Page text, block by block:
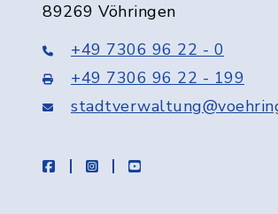
89269 Vöhringen
+49 7306 96 22 - 0
+49 7306 96 22 - 199
facebookinstagramyoutube